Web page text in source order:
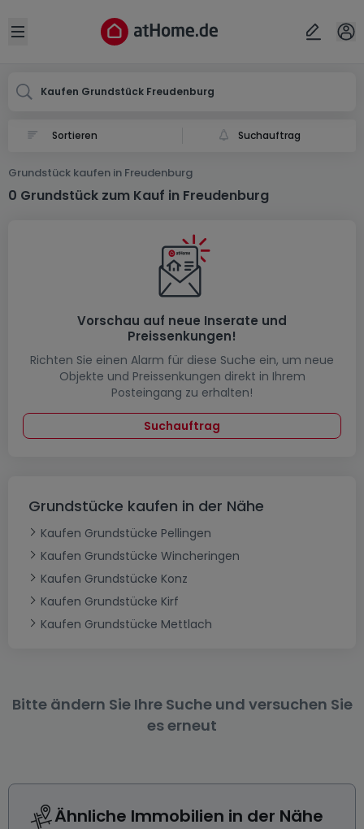
Open sidebar
Kaufen Grundstück Freudenburg
Suchauftrag
Grundstück kaufen in Freudenburg
0 Grundstück zum Kauf in Freudenburg
Vorschau auf neue Inserate und
Preissenkungen!
Richten Sie einen Alarm für diese Suche ein, um neue
Objekte und Preissenkungen direkt in Ihrem
Posteingang zu erhalten!
Suchauftrag
Grundstücke kaufen in der Nähe
Kaufen Grundstücke Pellingen
Kaufen Grundstücke Wincheringen
Kaufen Grundstücke Konz
Kaufen Grundstücke Kirf
Kaufen Grundstücke Mettlach
Bitte ändern Sie Ihre Suche und versuchen Sie
es erneut
Ähnliche Immobilien in der Nähe
Ort
Abbrechen ok